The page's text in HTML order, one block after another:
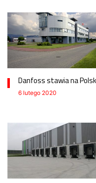
Danfoss stawia na
6 lutego 2020